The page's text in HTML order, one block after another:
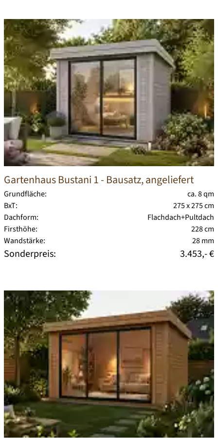
Gartenhaus Bustani 1- Bausatz, angeliefert
Grundfläche:
ca. 8 qm
BxT:
275 x 275 cm
Dachform:
Flachdach+Pultdach
Firsthöhe:
228 cm
Wandstärke:
28 mm
Sonderpreis: 3.453,- €